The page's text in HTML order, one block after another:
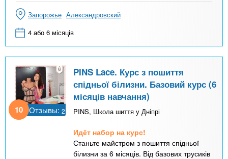
Запорожье Александровский
4 або 6 місяців
10 Отзывы: 2
PINS Lace. Курс з пошиття
спідньої білизни. Базовий курс (6
місяців навчання)
PINS, Школа шиття у Дніпрі
Идёт набор на курс!
Станьте майстром з пошиття спідньої
білизни за 6 місяців. Від базових трусиків